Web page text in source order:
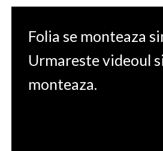
Folia se monteaza
Urmareste videoul
monteaza.